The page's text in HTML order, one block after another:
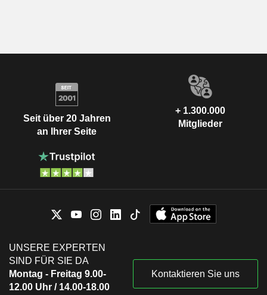
Seit über 20 Jahren
an Ihrer Seite
+ 1.300.000
Mitglieder
UNSERE EXPERTEN
SIND FÜR SIE DA
Montag - Freitag 9.00-
12.00 Uhr / 14.00-18.00
Kontaktieren Sie uns